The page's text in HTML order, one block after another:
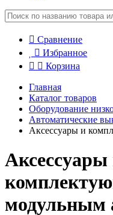
Сравнение
Избранное
Корзина
Главная
Каталог товаров
Оборудование
Автоматические
Аксессуары и
Аксессуары
модульным